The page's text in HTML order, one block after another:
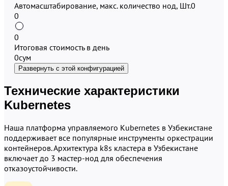
Автомасштабирование, макс. количество нод, Шт.0
0
0
Итоговая стоимость в день
0сум
Развернуть с этой конфигурацией
Технические характеристики
Kubernetes
Наша платформа управляемого Kubernetes в Узбекистане
поддерживает все популярные инструменты оркестрации
контейнеров. Архитектура k8s кластера в Узбекистане
включает до 3 мастер-нод для обеспечения
отказоустойчивости.